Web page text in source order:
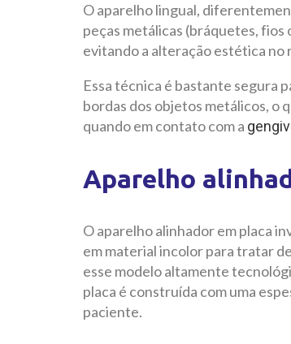
O aparelho lingual,
peças metálicas (bráquetes,
evitando a alteração estética no
Essa técnica é bastante segura
bordas dos objetos metálicos, o
quando em contato com a
Aparelho
O aparelho alinhador em placa
em material incolor para tratar
esse modelo altamente
placa é construída com uma
paciente.